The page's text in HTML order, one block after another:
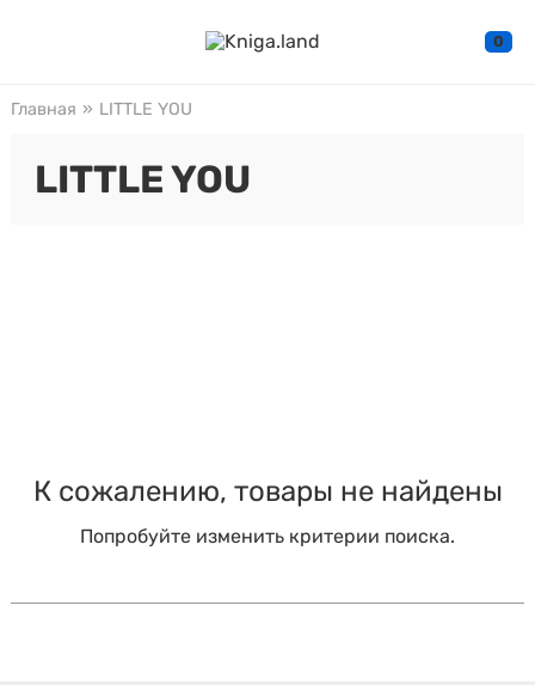
0
Главная » LITTLE YOU
LITTLE YOU
К сожалению, товары не найдены
Попробуйте изменить критерии поиска.